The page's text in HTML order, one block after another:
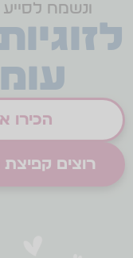
ונשמח
הכירו
רוצים קפיצת